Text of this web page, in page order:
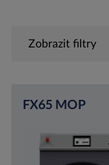
Zobrazit filtry
FX65 MOP